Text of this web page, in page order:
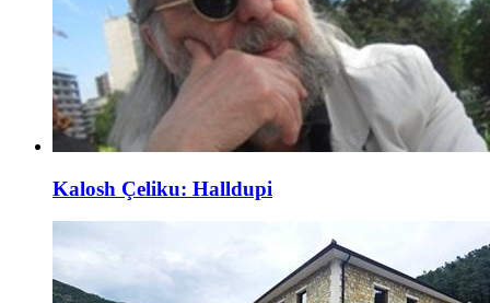
Kalosh Çeliku: Halldupi